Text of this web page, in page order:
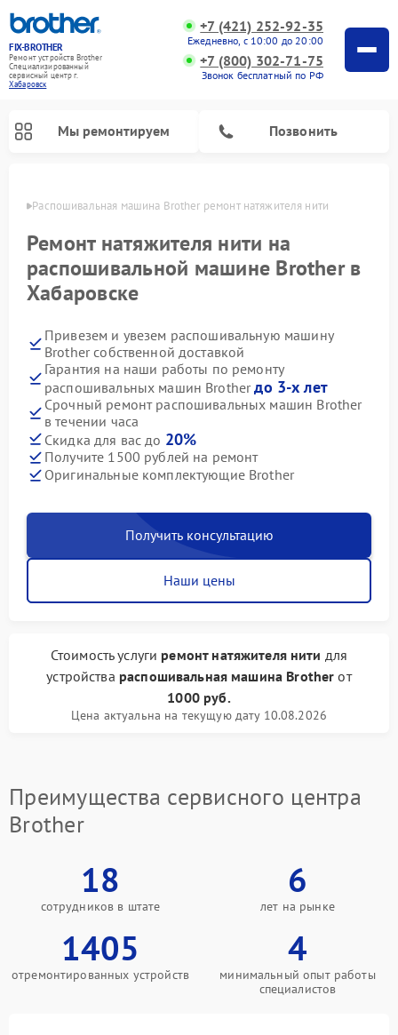
FIX-BROTHER
Ремонт устройств Brother
Специализированный
cервисный центр г.
Хабаровск
+7 (421) 252-92-35
Ежедневно, с 10:00 до 20:00
+7 (800) 302-71-75
Звонок бесплатный по РФ
Мы ремонтируем Позвонить
Распошивальная машина Brother ремонт натяжителя нити
Ремонт натяжителя нити на
распошивальной машине Brother в
Хабаровске
Привезем и увезем распошивальную машину
Brother собственной доставкой
Гарантия на наши работы по ремонту
распошивальных машин Brotherдо 3-х лет
Срочный ремонт распошивальных машин Brother
в течении часа
Скидка для вас до 20%
Получите 1500 рублей на ремонт
Оригинальные комплектующие Brother
Получить консультацию
Наши цены
Стоимость услуги ремонт натяжителя нити для
устройства распошивальная машина Brother от
1000 руб.
Цена актуальна на текущую дату 10.08.2026
Преимущества сервисного центра
Brother
18
сотрудников в штате
6
лет на рынке
1405
отремонтированных устройств
4
минимальный опыт работы
специалистов